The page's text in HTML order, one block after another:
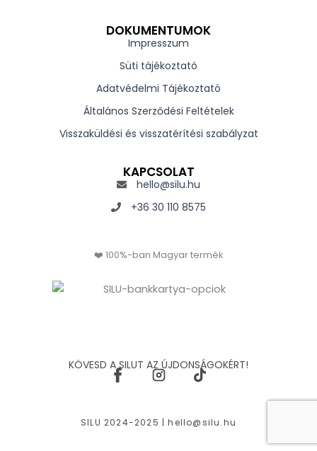
DOKUMENTUMOK
Impresszum
Süti tájékoztató
Adatvédelmi Tájékoztató
Általános Szerződési Feltételek
Visszaküldési és visszatérítési szabályzat
KAPCSOLAT
hello@silu.hu
+36 30 110 8575
❤️ 100%-ban Magyar termék
KÖVESD A SILUT AZ ÚJDONSÁGOKÉRT!
SILU 2024-2025 |hello@silu.hu